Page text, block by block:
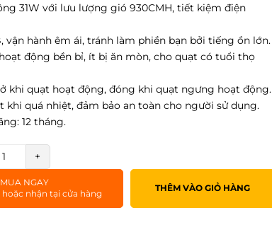
31W với lưu lượng gió 930CMH, tiết kiệm điện
vận hành êm ái, tránh làm phiền bạn bởi tiếng ồn lớn.
động bền bỉ, ít bị ăn mòn, cho quạt có tuổi thọ
khi quạt hoạt động, đóng khi quạt ngưng hoạt động.
khi quá nhiệt, đảm bảo an toàn cho người sử dụng.
12 tháng.
+
MUA NGAY
nhận tại cửa hàng
THÊM VÀO GIỎ HÀNG